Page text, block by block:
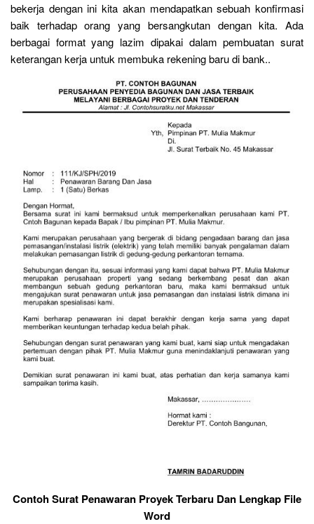
bekerja dengan ini kita akan mendapatkan sebuah konfirmasi
baik terhadap orang yang bersangkutan dengan kita. Ada
berbagai format yang lazim dipakai dalam pembuatan surat
keterangan kerja untuk membuka rekening baru di bank..
Contoh Surat Penawaran Proyek Terbaru Dan Lengkap File
Word